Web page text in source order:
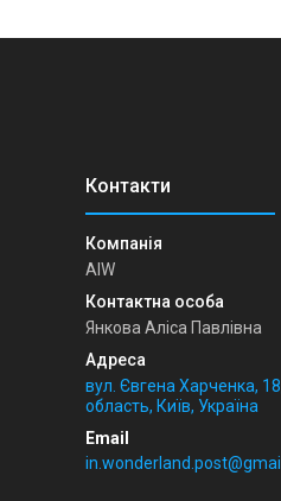
AIW
Янкова Аліса Павлівна
вул. Євгена Харченка,
область, Київ, Україна